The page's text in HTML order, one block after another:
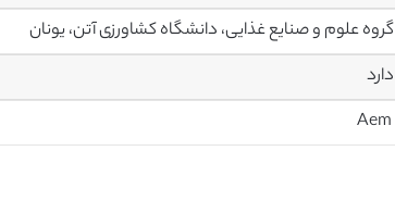
گروه علوم و صنایع غذایی، دانشگاه کشاورزی آتن، یونان
دارد